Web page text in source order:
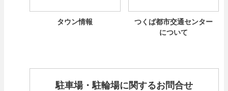
タウン情報
つくば都市交通センター
について
駐車場・駐輪場に関するお問合せ